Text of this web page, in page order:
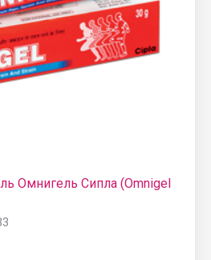
Омнигель Cипла (Omnigel